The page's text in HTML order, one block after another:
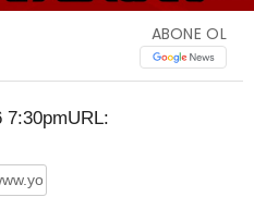
ABONE OL
7:30pmURL: